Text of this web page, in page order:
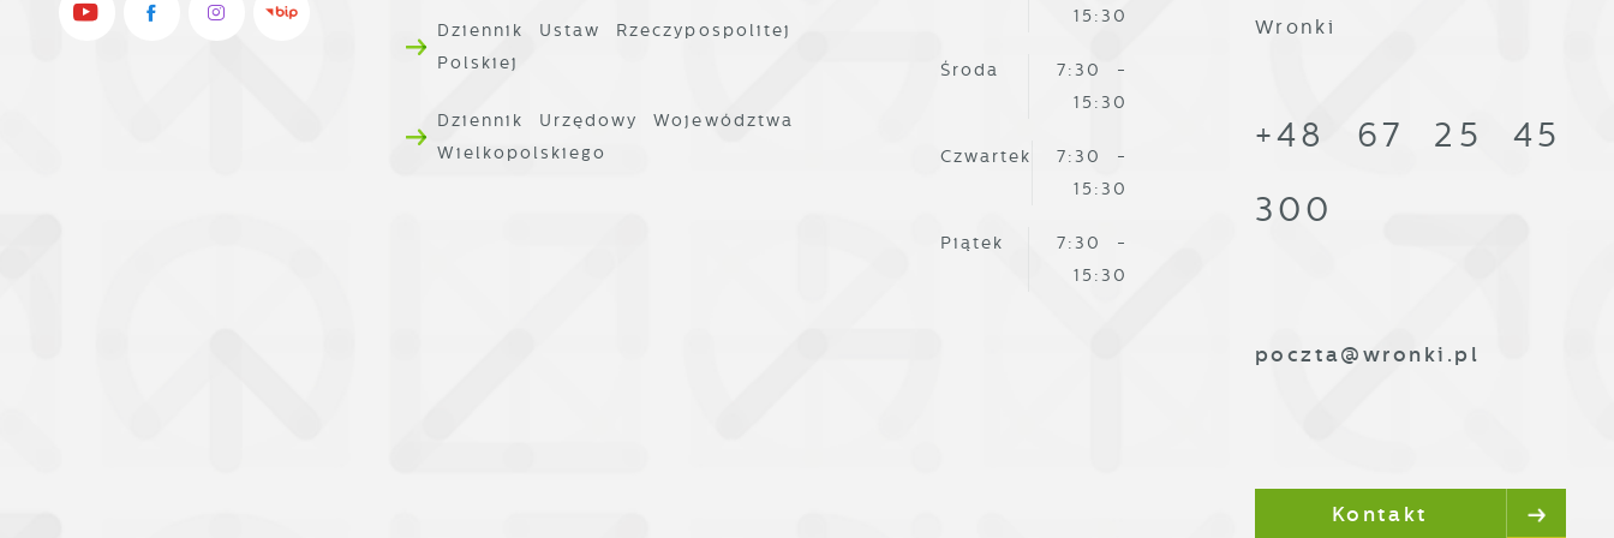
Dziennik Ustaw Rzeczypospolitej
Polskiej
Dziennik Urzędowy Województwa
Wielkopolskiego
15:30
Środa
7:30 -
15:30
Czwartek
7:30 -
15:30
Piątek
7:30 -
15:30
Wronki
+48 67 25 45
300
poczta@wronki.pl
Kontakt
upodobań oraz Twoich zwyczajów dotyczących przeglądanej
witryny internetowej. Treści promocyjne mogą pojawić się
na stronach podmiotów trzecich lub firm będących naszymi
partnerami oraz innych dostawców usług. Firmy te działają
w charakterze pośredników prezentujących nasze treści w
postaci wiadomości, ofert, komunikatów mediów